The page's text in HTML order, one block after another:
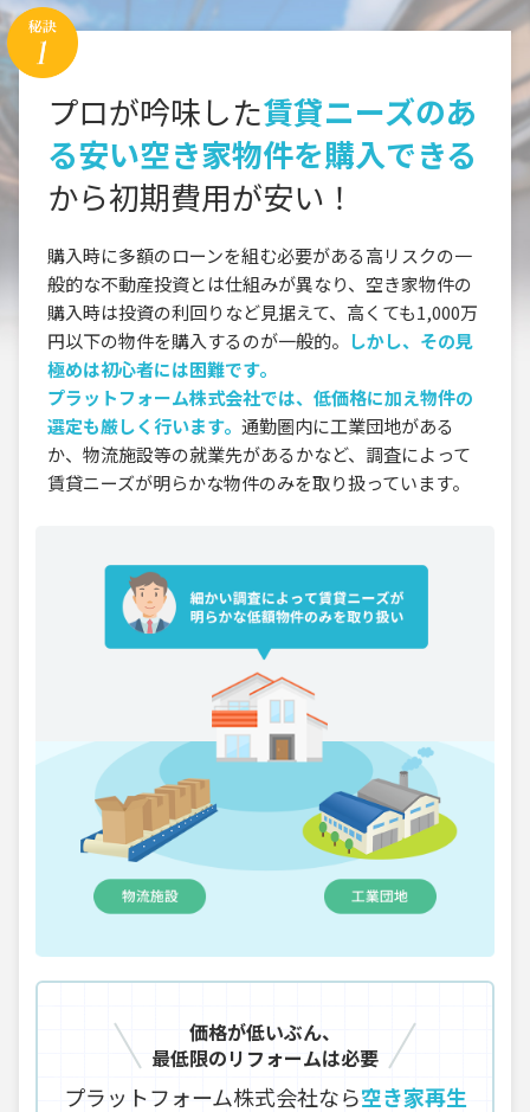
プロが吟味した賃貸ニーズのあ
る安い空き家物件を購入できる
から初期費用が安い！
購入時に多額のローンを組む必要がある高リスクの一
般的な不動産投資とは仕組みが異なり、空き家物件の
購入時は投資の利回りなど見据えて、高くても1,000万
円以下の物件を購入するのが一般的。 しかし、その見
極めは初心者には困難です。
プラットフォーム株式会社では、低価格に加え物件の
選定も厳しく行います。 通勤圏内に工業団地がある
か、物流施設等の就業先があるかなど、調査によって
賃貸ニーズが明らかな物件のみを取り扱っています。
価格が低いぶん、
最低限のリフォームは必要
プラットフォーム株式会社なら空き家再生